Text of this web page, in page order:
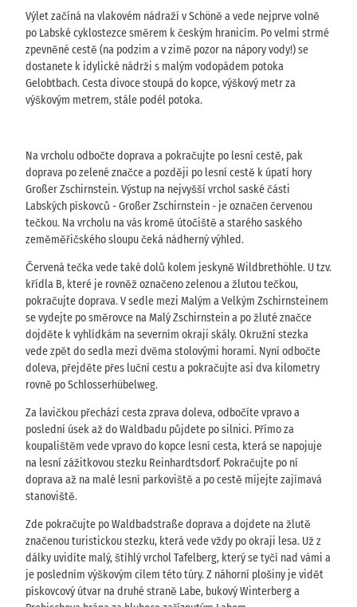
Výlet začíná na vlakovém nádraží v Schöně a vede nejprve volně
po Labské cyklostezce směrem k českým hranicím. Po velmi strmé
zpevněné cestě (na podzim a v zimě pozor na nápory vody!) se
dostanete k idylické nádrži s malým vodopádem potoka
Gelobtbach. Cesta divoce stoupá do kopce, výškový metr za
výškovým metrem, stále podél potoka.
Na vrcholu odbočte doprava a pokračujte po lesní cestě, pak
doprava po zelené značce a později po lesní cestě k úpatí hory
Großer Zschirnstein. Výstup na nejvyšší vrchol saské části
Labských pískovců - Großer Zschirnstein - je označen červenou
tečkou. Na vrcholu na vás kromě útočiště a starého saského
zeměměřičského sloupu čeká nádherný výhled.
Červená tečka vede také dolů kolem jeskyně Wildbrethöhle. U tzv.
křídla B, které je rovněž označeno zelenou a žlutou tečkou,
pokračujte doprava. V sedle mezi Malým a Velkým Zschirnsteinem
se vydejte po směrovce na Malý Zschirnstein a po žluté značce
dojděte k vyhlídkám na severním okraji skály. Okružní stezka
vede zpět do sedla mezi dvěma stolovými horami. Nyní odbočte
doleva, přejděte přes luční cestu a pokračujte asi dva kilometry
rovně po Schlosserhübelweg.
Za lavičkou přechází cesta zprava doleva, odbočíte vpravo a
poslední úsek až do Waldbadu půjdete po silnici. Přímo za
koupalištěm vede vpravo do kopce lesní cesta, která se napojuje
na lesní zážitkovou stezku Reinhardtsdorf. Pokračujte po ní
doprava až na malé lesní parkoviště a po cestě míjejte zajímavá
stanoviště.
Zde pokračujte po Waldbadstraße doprava a dojdete na žlutě
značenou turistickou stezku, která vede vždy po okraji lesa. Už z
dálky uvidíte malý, štíhlý vrchol Tafelberg, který se tyčí nad vámi a
je posledním výškovým cílem této túry. Z náhorní plošiny je vidět
pískovcový útvar na druhé straně Labe, bukový Winterberg a